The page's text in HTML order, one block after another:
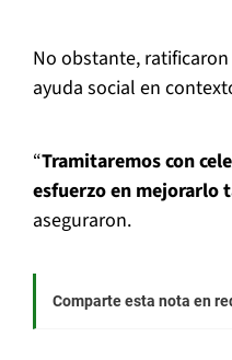
No obstante,
ayuda social en
“Tramitaremos con
esfuerzo en mejorarlo
aseguraron.
Comparte esta nota en